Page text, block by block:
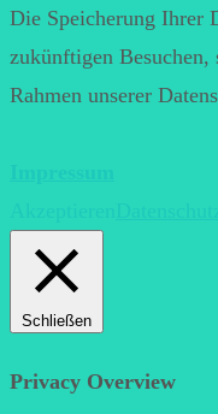
Die Speicherung Ihrer
zukünftigen
Rahmen unserer
Schließen
Privacy Overview